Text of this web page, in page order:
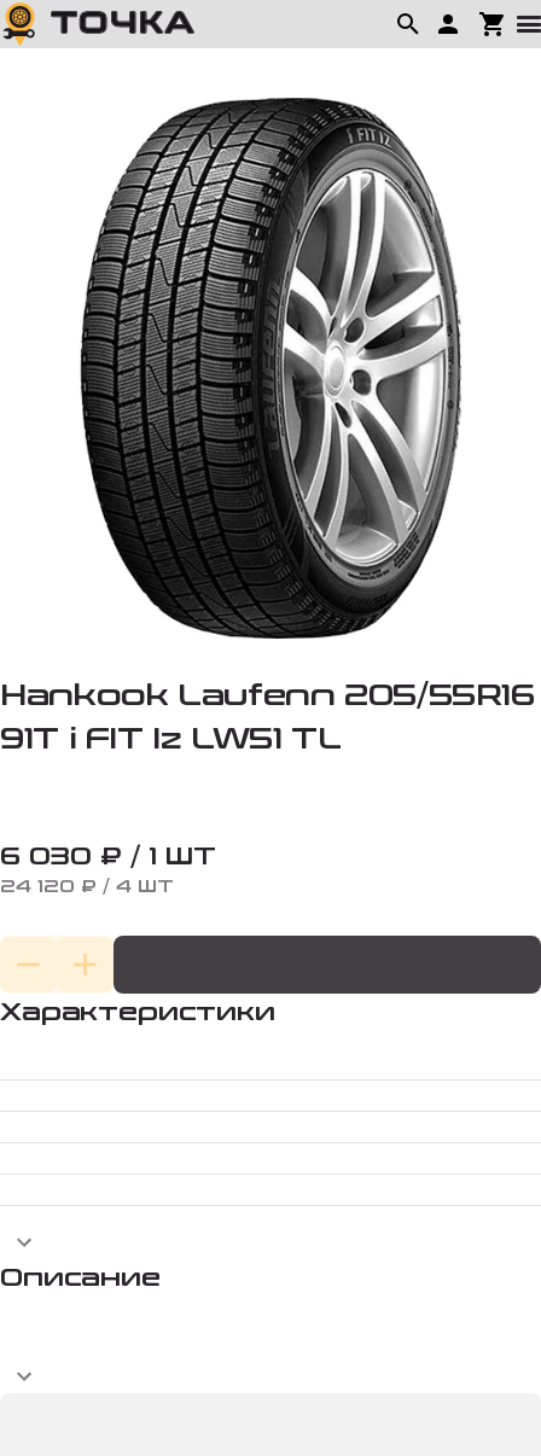
Hankook Laufenn 205/55R16
91T i FIT Iz LW51 TL
6 030 ₽ / 1 ШТ
24 120 ₽ / 4 ШТ
Характеристики
Описание